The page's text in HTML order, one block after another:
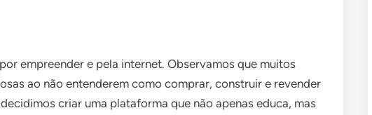
empreender e pela internet. Observamos que muitos
ao não entenderem como comprar, construir e revender
criar uma plataforma que não apenas educa, mas